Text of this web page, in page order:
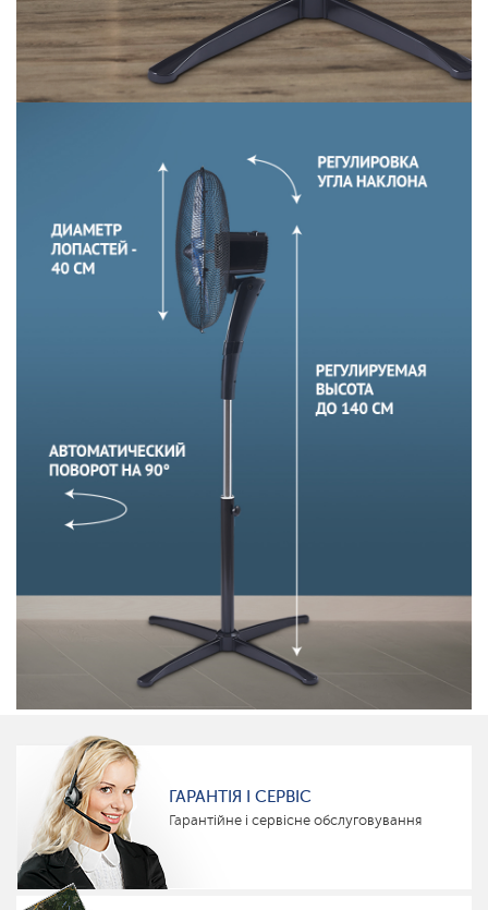
ГАРАНТІЯ І СЕРВІС
Гарантійне і сервісне обслуговування